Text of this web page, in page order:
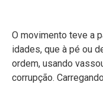
O movimento teve a
idades, que à pé ou
ordem, usando
corrupção.